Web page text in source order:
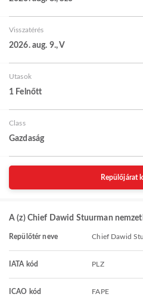
Visszatérés
2026. aug. 9., V
Utasok
1 Felnőtt
Class
Gazdaság
Repülőjárat
A (z) Chief Dawid Stuurman
Repülőtér neve Chief Dawid
IATA kód PLZ
ICAO kód FAPE